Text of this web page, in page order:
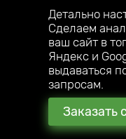
Детально
Сделаем
ваш сайт в
Яндекс и
выдаваться
запросам.
Заказать